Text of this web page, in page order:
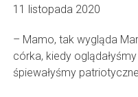
11 listopada 2020
– Mamo, tak wygląda
córka, kiedy
śpiewałyśmy